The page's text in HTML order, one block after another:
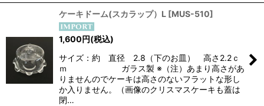
ケーキドーム(スカラップ）L [MUS-510]
1,600円(税込)
サイズ：約 直径 2.8（下のお皿） 高さ2.2ｃ
ｍ ガラス製 ※（注）あまり高さがあ
りませんのでケーキは高さのないフラットな形し
か入りません。（画像のクリスマスケーキも蓋は
閉…